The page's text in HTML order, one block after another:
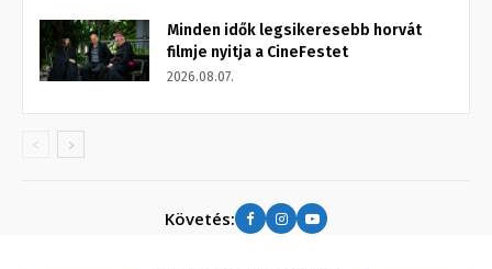
Minden idők legsikeresebb horvát
filmje nyitja a CineFestet
2026.08.07.
Követés: